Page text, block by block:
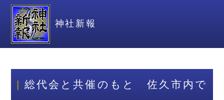
神社新報
総代会と共催のもと 佐久市内で